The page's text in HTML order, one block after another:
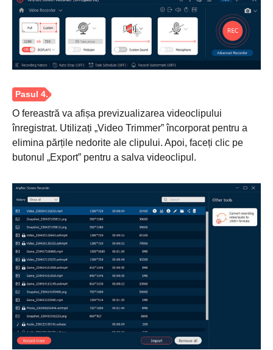
Pasul 3.
O fereastră va afișa previzualizarea videoclipului
înregistrat. Utilizați „Video Trimmer” încorporat pentru a
elimina părțile nedorite ale clipului. Apoi, faceți clic pe
butonul „Export” pentru a salva videoclipul.